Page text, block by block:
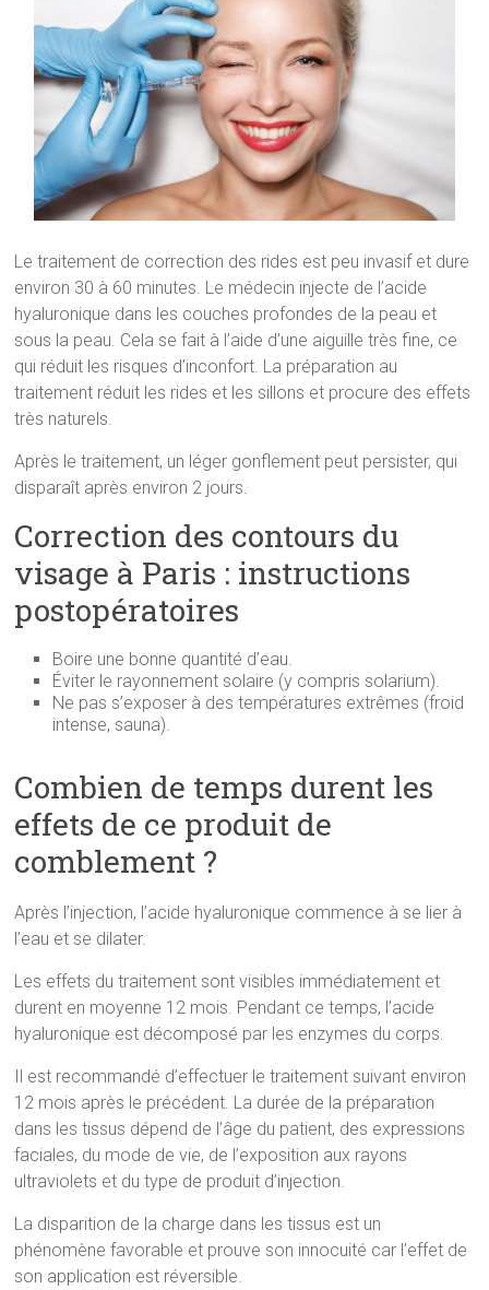
Le traitement de correction des rides est peu invasif et dure
environ 30 à 60 minutes. Le médecin injecte de l’acide
hyaluronique dans les couches profondes de la peau et
sous la peau. Cela se fait à l’aide d’une aiguille très fine, ce
qui réduit les risques d’inconfort. La préparation au
traitement réduit les rides et les sillons et procure des effets
très naturels.
Après le traitement, un léger gonflement peut persister, qui
disparaît après environ 2 jours.
Correction des contours du
visage à Paris : instructions
postopératoires
Boire une bonne quantité d’eau.
Éviter le rayonnement solaire (y compris solarium).
Ne pas s’exposer à des températures extrêmes (froid
intense, sauna).
Combien de temps durent les
effets de ce produit de
comblement ?
Après l’injection, l’acide hyaluronique commence à se lier à
l’eau et se dilater.
Les effets du traitement sont visibles immédiatement et
durent en moyenne 12 mois. Pendant ce temps, l’acide
hyaluronique est décomposé par les enzymes du corps.
Il est recommandé d’effectuer le traitement suivant environ
12 mois après le précédent. La durée de la préparation
dans les tissus dépend de l’âge du patient, des expressions
faciales, du mode de vie, de l’exposition aux rayons
ultraviolets et du type de produit d’injection.
La disparition de la charge dans les tissus est un
phénomène favorable et prouve son innocuité car l’effet de
son application est réversible.